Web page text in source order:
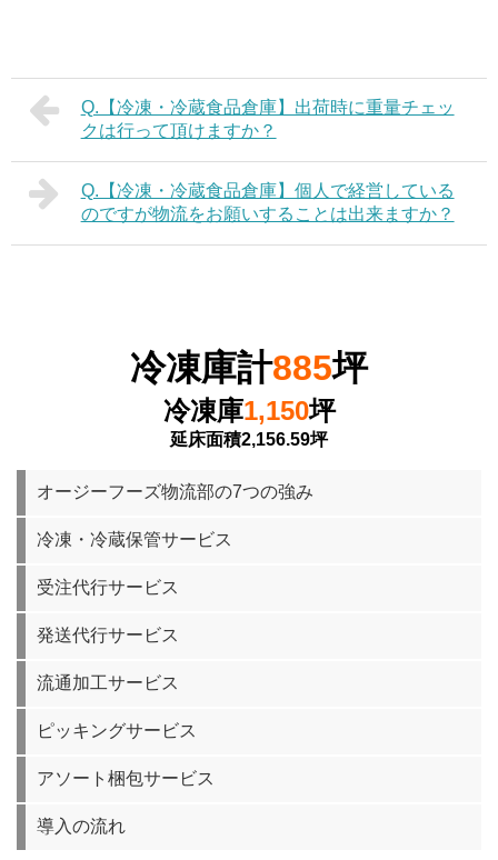
Q.【冷凍・冷蔵食品倉庫】出荷時に重量チェッ
クは行って頂けますか？
Q.【冷凍・冷蔵食品倉庫】個人で経営している
のですが物流をお願いすることは出来ますか？
冷凍庫計885坪
冷凍庫1,150坪
延床面積2,156.59坪
オージーフーズ物流部の7つの強み
冷凍・冷蔵保管サービス
受注代行サービス
発送代行サービス
流通加工サービス
ピッキングサービス
アソート梱包サービス
導入の流れ